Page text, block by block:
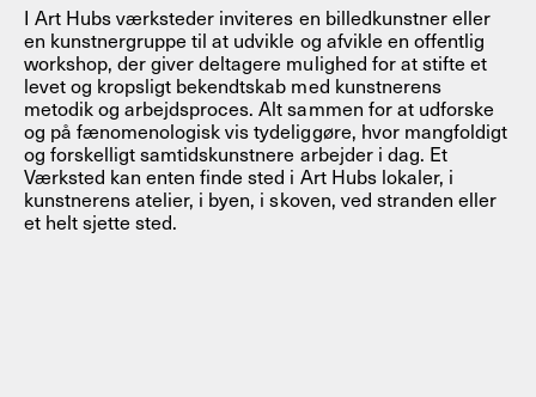
I Art Hubs værksteder inviteres en billedkunstner eller
en kunstnergruppe til at udvikle og afvikle en offentlig
workshop, der giver deltagere mulighed for at stifte et
levet og kropsligt bekendtskab med kunstnerens
metodik og arbejdsproces. Alt sammen for at udforske
og på fænomenologisk vis tydeliggøre, hvor mangfoldigt
og forskelligt samtidskunstnere arbejder i dag. Et
Værksted kan enten finde sted i Art Hubs lokaler, i
kunstnerens atelier, i byen, i skoven, ved stranden eller
et helt sjette sted.